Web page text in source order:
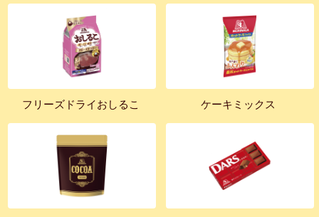
フリーズドライおしるこ ケーキミックス